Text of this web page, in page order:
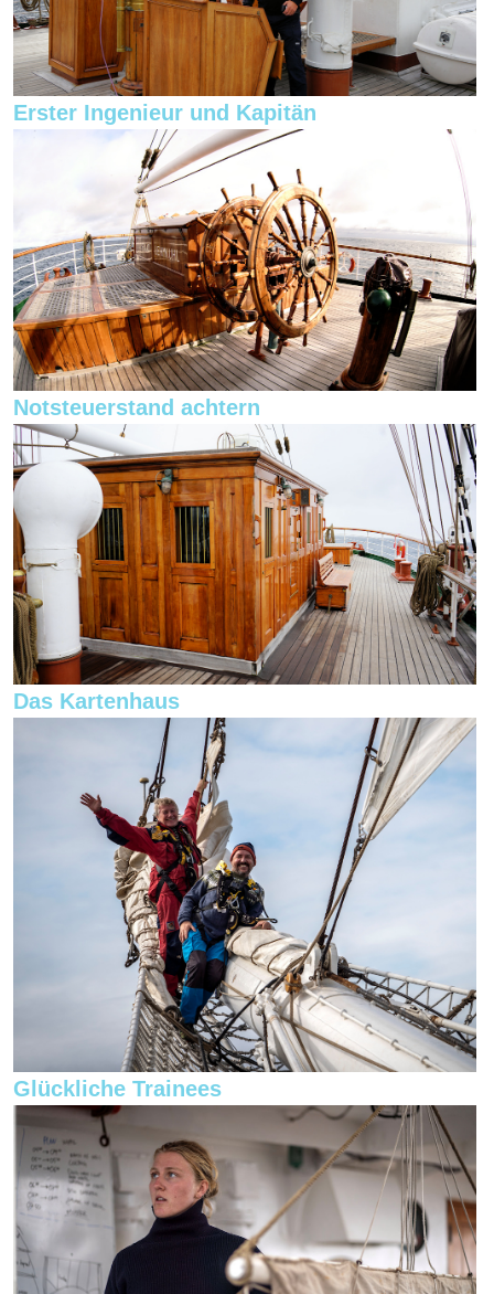
Erster Ingenieur und Kapitän
Notsteuerstand achtern
Das Kartenhaus
Glückliche Trainees